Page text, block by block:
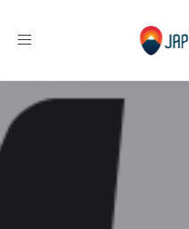
Toggle navigation